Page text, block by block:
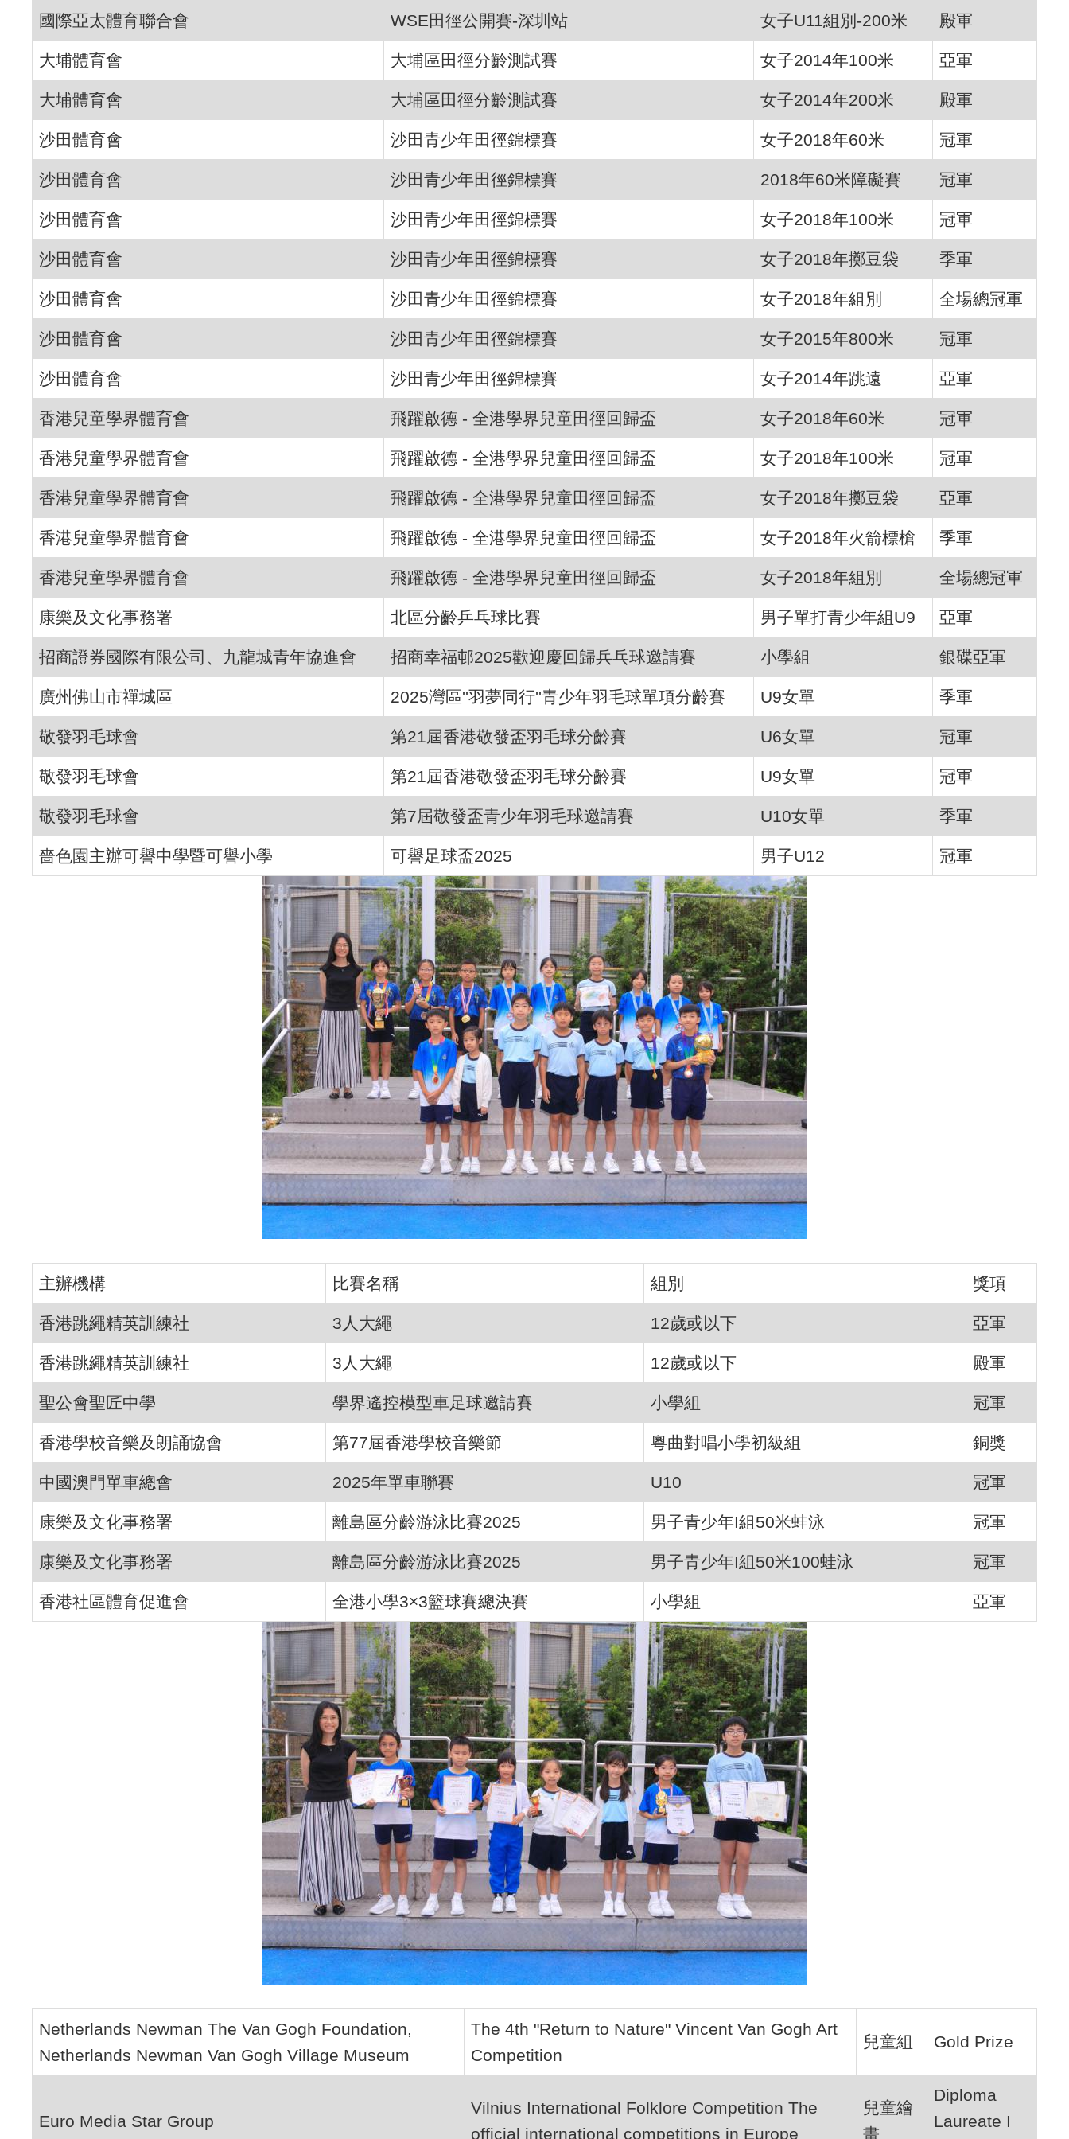
國際亞太體育聯合會 WSE田徑公開賽-深圳站 女子U11組別-200米 殿軍
大埔體育會 大埔區田徑分齡測試賽 女子2014年100米 亞軍
大埔體育會 大埔區田徑分齡測試賽 女子2014年200米 殿軍
沙田體育會 沙田青少年田徑錦標賽 女子2018年60米 冠軍
沙田體育會 沙田青少年田徑錦標賽 2018年60米障礙賽 冠軍
沙田體育會 沙田青少年田徑錦標賽 女子2018年100米 冠軍
沙田體育會 沙田青少年田徑錦標賽 女子2018年擲豆袋 季軍
沙田體育會 沙田青少年田徑錦標賽 女子2018年組別 全場總冠軍
沙田體育會 沙田青少年田徑錦標賽 女子2015年800米 冠軍
沙田體育會 沙田青少年田徑錦標賽 女子2014年跳遠 亞軍
香港兒童學界體育會 飛躍啟德 - 全港學界兒童田徑回歸盃 女子2018年60米 冠軍
香港兒童學界體育會 飛躍啟德 - 全港學界兒童田徑回歸盃 女子2018年100米 冠軍
香港兒童學界體育會 飛躍啟德 - 全港學界兒童田徑回歸盃 女子2018年擲豆袋 亞軍
香港兒童學界體育會 飛躍啟德 - 全港學界兒童田徑回歸盃 女子2018年火箭標槍 季軍
香港兒童學界體育會 飛躍啟德 - 全港學界兒童田徑回歸盃 女子2018年組別 全場總冠軍
康樂及文化事務署 北區分齡乒乓球比賽 男子單打青少年組U9 亞軍
招商證券國際有限公司、九龍城青年協進會 招商幸福邨2025歡迎慶回歸兵乓球邀請賽 小學組 銀碟亞軍
廣州佛山市禪城區 2025灣區''羽夢同行''青少年羽毛球單項分齡賽 U9女單 季軍
敬發羽毛球會 第21屆香港敬發盃羽毛球分齡賽 U6女單 冠軍
敬發羽毛球會 第21屆香港敬發盃羽毛球分齡賽 U9女單 冠軍
敬發羽毛球會 第7屆敬發盃青少年羽毛球邀請賽 U10女單 季軍
嗇色園主辦可譽中學暨可譽小學 可譽足球盃2025 男子U12 冠軍
主辦機構 比賽名稱 組別 獎項
香港跳繩精英訓練社 3人大繩 12歲或以下 亞軍
香港跳繩精英訓練社 3人大繩 12歲或以下 殿軍
聖公會聖匠中學 學界遙控模型車足球邀請賽 小學組 冠軍
香港學校音樂及朗誦協會 第77屆香港學校音樂節 粵曲對唱小學初級組 銅獎
中國澳門單車總會 2025年單車聯賽 U10 冠軍
康樂及文化事務署 離島區分齡游泳比賽2025 男子青少年I組50米蛙泳 冠軍
康樂及文化事務署 離島區分齡游泳比賽2025 男子青少年I組50米100蛙泳 冠軍
香港社區體育促進會 全港小學3×3籃球賽總決賽 小學組 亞軍
Netherlands Newman The Van Gogh Foundation,
Netherlands Newman Van Gogh Village Museum
The 4th "Return to Nature" Vincent Van Gogh Art
Competition
兒童組 Gold Prize
Euro Media Star Group
Vilnius International Folklore Competition The
official international competitions in Europe
兒童繪
畫
Diploma
Laureate I